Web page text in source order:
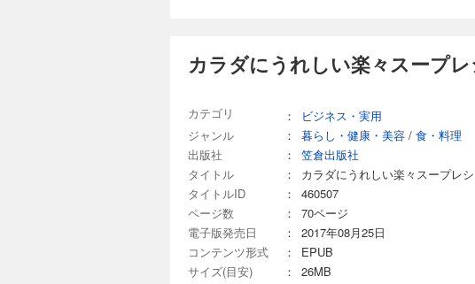
カラダにうれしい楽々スープ
カテゴリ ：
ビジネス・実用
ジャンル
： 暮らし・健康・美容 / 食・料理
出版社
：
笠倉出版社
タイトル
：
カラダにうれしい楽々スープレ
タイトルID
：
460507
ページ数
：
70ページ
電子版発売日
：
2017年08月25日
コンテンツ形式
：
EPUB
サイズ(目安)
： 26MB